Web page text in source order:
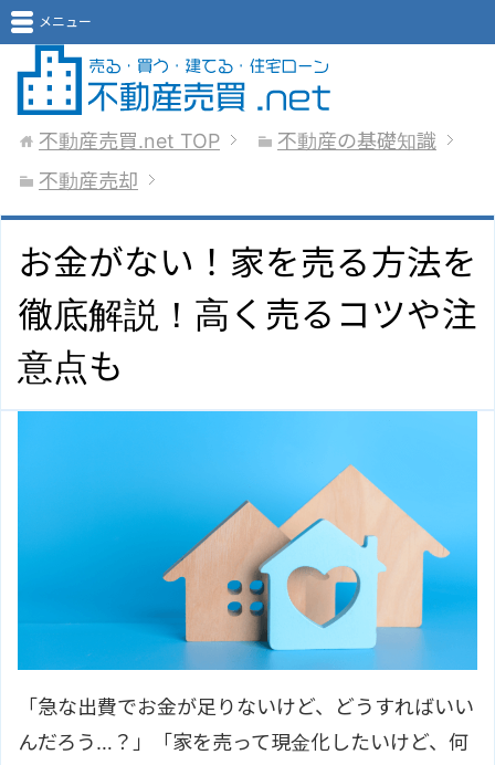
メニュー
不動産売買.net TOP
不動産の基礎知識
不動産売却
お金がない！家を売る方法を
徹底解説！高く売るコツや注
意点も
「急な出費でお金が足りないけど、どうすればいい
んだろう…？」「家を売って現金化したいけど、何